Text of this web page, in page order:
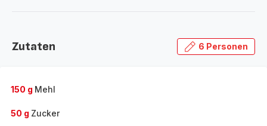
das
Zutaten 6 Personen
150 g Mehl
50 g Zucker